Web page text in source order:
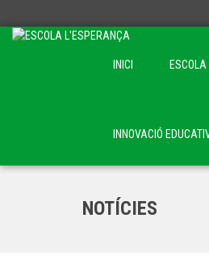
INICI ESCOLA
INNOVACIÓ
NOTÍCIES